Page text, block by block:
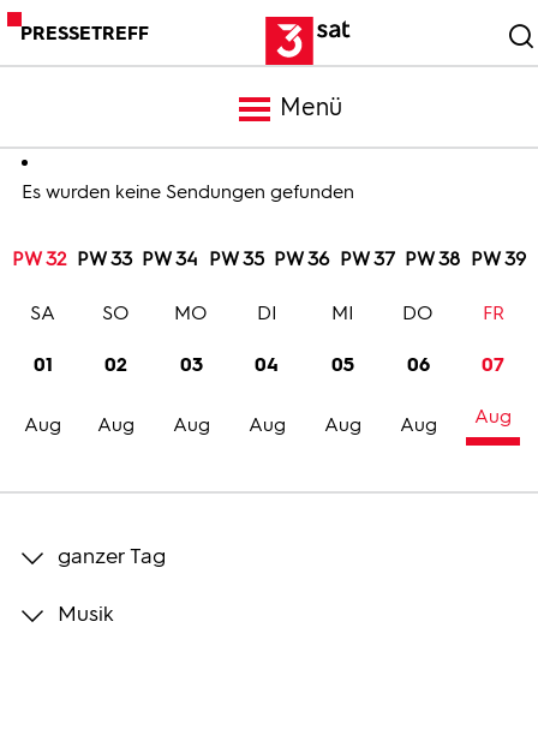
PRESSETREFF
Menü
Meldungen
Programm
Trailer
Bilder
Es wurden keine Sendungen gefunden
PW 32 PW 33 PW 34 PW 35 PW 36 PW 37 PW 38 PW 39
01
Aug
SA
02
Aug
SO
03
Aug
MO
04
Aug
DI
05
Aug
MI
06
Aug
DO
07
Aug
FR
ganzer Tag
Musik